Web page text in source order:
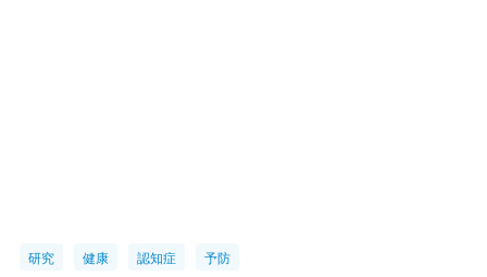
研究 健康 認知症 予防